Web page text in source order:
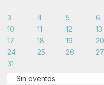
3
4 5 6
10
11 12 13
17
18 19 20
24
25 26 27
31
Sin eventos